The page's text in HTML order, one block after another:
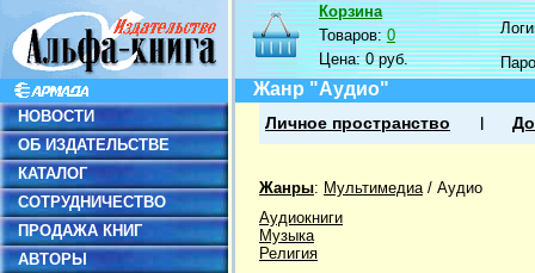
НОВОСТИ
ОБ ИЗДАТЕЛЬСТВЕ
КАТАЛОГ
СОТРУДНИЧЕСТВО
ПРОДАЖА КНИГ
АВТОРЫ
Корзина
Товаров:0
Цена:0 руб.
Жанр "Аудио"
Личное пространство
Жанры: Мультимедиа/ Аудио
Аудиокниги
Музыка
Религия